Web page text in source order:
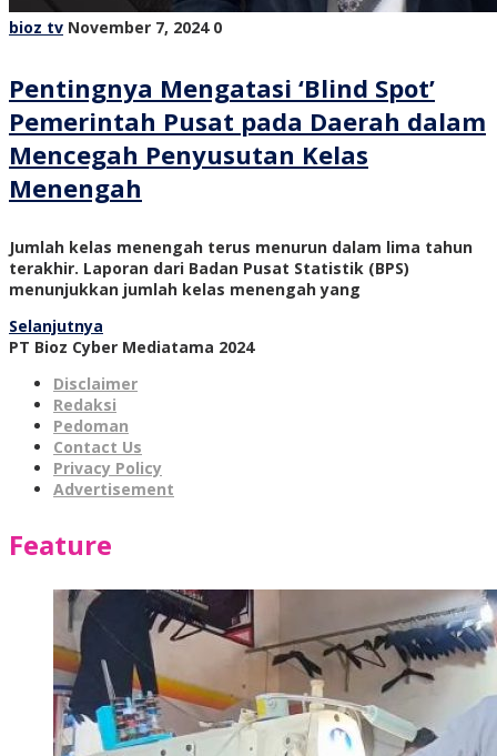
bioz tv November 7, 2024 0
Pentingnya Mengatasi ‘Blind Spot’
Pemerintah Pusat pada Daerah dalam
Mencegah Penyusutan Kelas
Menengah
Jumlah kelas menengah terus menurun dalam lima tahun
terakhir. Laporan dari Badan Pusat Statistik (BPS)
menunjukkan jumlah kelas menengah yang
Selanjutnya
PT Bioz Cyber Mediatama 2024
Disclaimer
Redaksi
Pedoman
Contact Us
Privacy Policy
Advertisement
Feature